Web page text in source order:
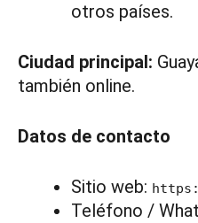
otros países.
Ciudad principal:
también online.
Datos de contacto
Sitio web:
Teléfono /